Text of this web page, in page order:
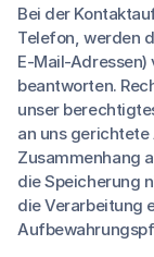
Bei der
Telefon, werden
E-Mail-Adressen)
beantworten.
unser
an uns
Zusammenhang
die Speicherung
die Verarbeitung